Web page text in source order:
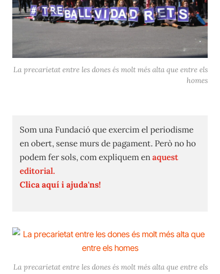
La precarietat entre les dones és molt més alta que entre els
homes
Som una Fundació que exercim el periodisme
en obert, sense murs de pagament. Però no ho
podem fer sols, com expliquem enaquest
editorial.
Clica aquí i ajuda'ns!
La precarietat entre les dones és molt més alta que entre els